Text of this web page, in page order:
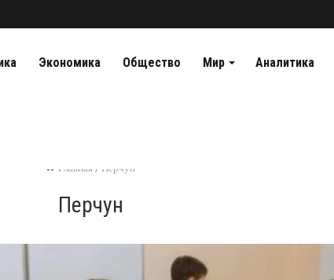
Экономика Общество Мир Аналитика
Главная / Перчун
Перчун